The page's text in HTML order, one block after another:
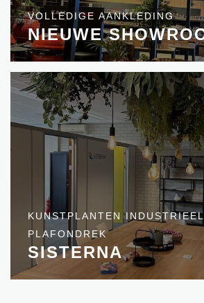
VOLLEDIGE AANKLEDING
NIEUWE
KUNSTPLANTEN INDUSTRIEEL
PLAFONDREK
SISTERNA